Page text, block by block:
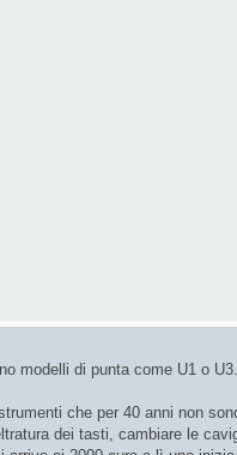
modelli di punta come U1 o U3.
che per 40 anni non
dei tasti, cambiare le